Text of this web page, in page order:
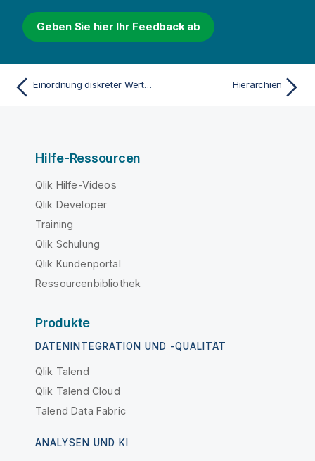
Geben Sie hier Ihr Feedback ab
Einordnung diskreter Werte in Intervalle Hierarchien
Hilfe-Ressourcen
Qlik Hilfe-Videos
Qlik Developer
Training
Qlik Schulung
Qlik Kundenportal
Ressourcenbibliothek
Produkte
DATENINTEGRATION UND -QUALITÄT
Qlik Talend
Qlik Talend Cloud
Talend Data Fabric
ANALYSEN UND KI